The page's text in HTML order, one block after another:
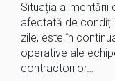
Situația alimentării
afectată de
zile, este în
operative ale
contractorilor…